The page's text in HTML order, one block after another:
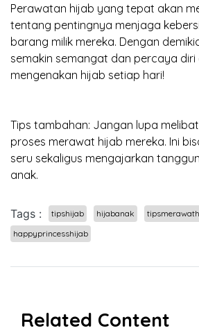
Perawatan hijab yang tepat akan
tentang pentingnya menjaga
barang milik mereka. Dengan
semakin semangat dan percaya diri
mengenakan hijab setiap hari!
Tips tambahan: Jangan lupa
proses merawat hijab mereka. Ini
seru sekaligus mengajarkan
anak.
Tags : tipshijab hijabanak
happyprincesshijab
Related Content